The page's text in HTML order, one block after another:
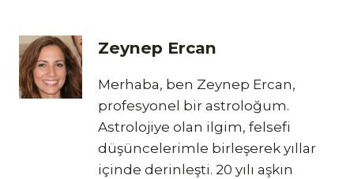
Zeynep Ercan
Merhaba, ben Zeynep Ercan,
profesyonel bir astroloğum.
Astrolojiye olan ilgim, felsefi
düşüncelerimle birleşerek yıllar
içinde derinleşti. 20 yılı aşkın